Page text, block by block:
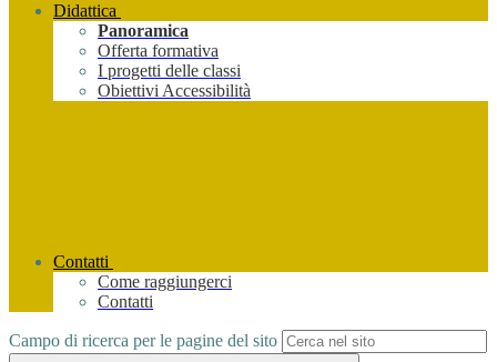
Didattica
Panoramica
Offerta formativa
I progetti delle classi
Obiettivi Accessibilità
Contatti
Come raggiungerci
Contatti
Campo di ricerca per le pagine del sito